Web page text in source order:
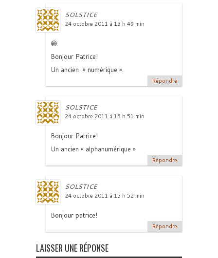
SOLSTICE
24 octobre 2011 à 15 h 49 min
😀
Bonjour Patrice!
Un ancien » numérique ».
Répondre
SOLSTICE
24 octobre 2011 à 15 h 51 min
Bonjour Patrice!
Un ancien « alphanumérique »
Répondre
SOLSTICE
24 octobre 2011 à 15 h 52 min
Bonjour patrice!
Répondre
LAISSER UNE RÉPONSE